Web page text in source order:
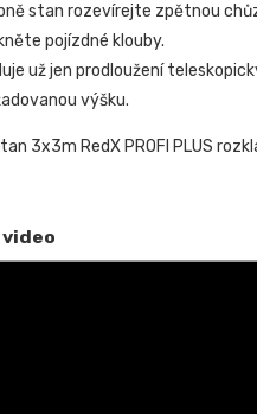
stan rozevírejte zpětnou
pojízdné klouby.
už jen prodloužení
výšku.